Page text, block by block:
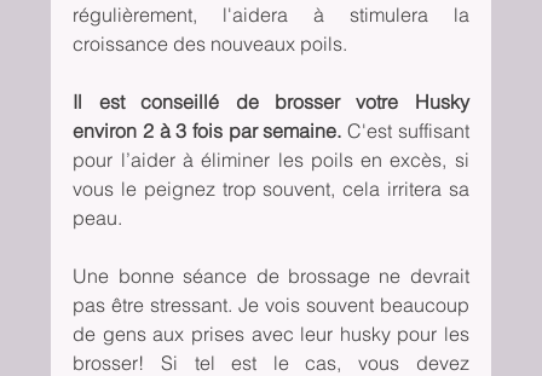
régulièrement, l'aidera à stimulera la
croissance des nouveaux poils.
Il est conseillé de brosser votre Husky
environ 2 à 3 fois par semaine. C'est suffisant
pour l’aider à éliminer les poils en excès, si
vous le peignez trop souvent, cela irritera sa
peau.
Une bonne séance de brossage ne devrait
pas être stressant. Je vois souvent beaucoup
de gens aux prises avec leur husky pour les
brosser! Si tel est le cas, vous devez